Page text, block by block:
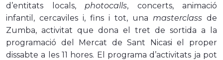
d’entitats locals, photocalls, concerts, animació
infantil, cercaviles i, fins i tot, una masterclass de
Zumba, activitat que dona el tret de sortida a la
programació del Mercat de Sant Nicasi el proper
dissabte a les 11 hores. El programa d’activitats ja pot